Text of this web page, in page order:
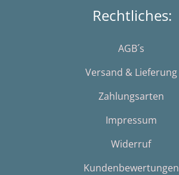
Rechtliches:
AGB´s
Versand & Lieferung
Zahlungsarten
Impressum
Widerruf
Kundenbewertungen